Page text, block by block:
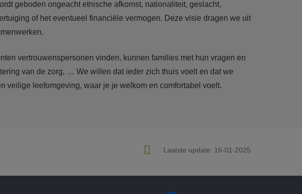
geboden ongeacht etnische afkomst, nationaliteit, geslacht,
of het eventueel financiële vermogen. Deze visie dragen we uit
vertrouwenspersonen vinden, kunnen families met hun vragen en
van de zorg, … We willen dat ieder zich thuis voelt en dat we
veilige leefomgeving, waar je je welkom en comfortabel voelt.
Laatste update: 16-01-2025